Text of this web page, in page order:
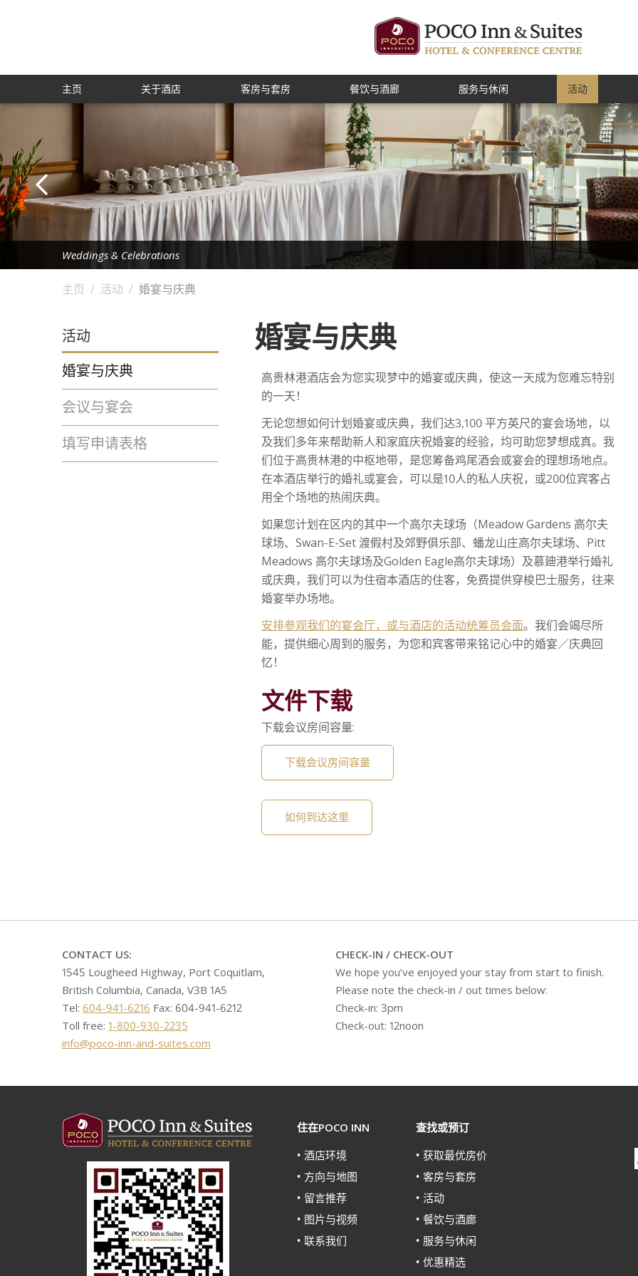
主页 关于酒店 客房与套房 餐饮与酒廊 服务与休闲 活动
Weddings & Celebrations
Weddings & Celebrations
Weddings & Celebrations
Hotel Suttle
主页 / 活动 / 婚宴与庆典
婚宴与庆典
高贵林港酒店会为您实现梦中的婚宴或庆典，使这一天成为您难忘特别
的一天！
无论您想如何计划婚宴或庆典，我们达3,100 平方英尺的宴会场地，以
及我们多年来帮助新人和家庭庆祝婚宴的经验，均可助您梦想成真。我
们位于高贵林港的中枢地带，是您筹备鸡尾酒会或宴会的理想场地点。
在本酒店举行的婚礼或宴会，可以是10人的私人庆祝，或200位宾客占
用全个场地的热闹庆典。
如果您计划在区内的其中一个高尔夫球场（Meadow Gardens 高尔夫
球场、Swan-E-Set 渡假村及郊野俱乐部、蟠龙山庄高尔夫球场、Pitt
Meadows 高尔夫球场及Golden Eagle高尔夫球场）及慕廸港举行婚礼
或庆典，我们可以为住宿本酒店的住客，免费提供穿梭巴士服务，往来
婚宴举办场地。
安排参观我们的宴会厅，或与酒店的活动统筹员会面。我们会竭尽所
能，提供细心周到的服务，为您和宾客带来铭记心中的婚宴／庆典回
忆！
文件下载
下载会议房间容量:
下载会议房间容量
如何到达这里
活动
婚宴与庆典
会议与宴会
填写申请表格
CONTACT US:
1545 Lougheed Highway, Port Coquitlam,
British Columbia, Canada, V3B 1A5
Tel: 604-941-6216 Fax: 604-941-6212
Toll free: 1-800-930-2235
info@poco-inn-and-suites.com
CHECK-IN / CHECK-OUT
We hope you’ve enjoyed your stay from start to finish.
Please note the check-in / out times below:
Check-in: 3pm
Check-out: 12noon
住在POCO INN
酒店环境
方向与地图
留言推荐
图片与视频
联系我们
查找或预订
获取最优房价
客房与套房
活动
餐饮与酒廊
服务与休闲
优惠精选